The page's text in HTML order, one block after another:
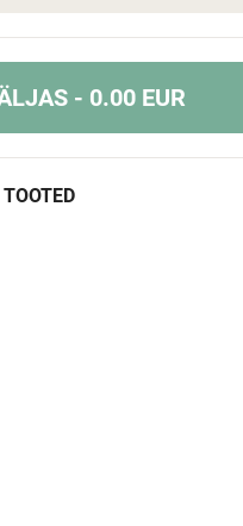
- 0.00 EUR